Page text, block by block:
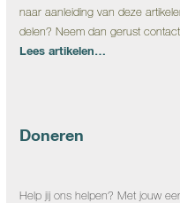
naar aanleiding van deze
delen? Neem dan gerust
Lees artikelen…
Doneren
Help jij ons helpen? Met jouw